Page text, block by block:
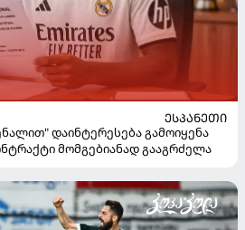
ᲔᲡᲞᲐᲜᲔᲗᲘ
დაინტერესება გამოიყენა
მომგებიანად გააგრძელა